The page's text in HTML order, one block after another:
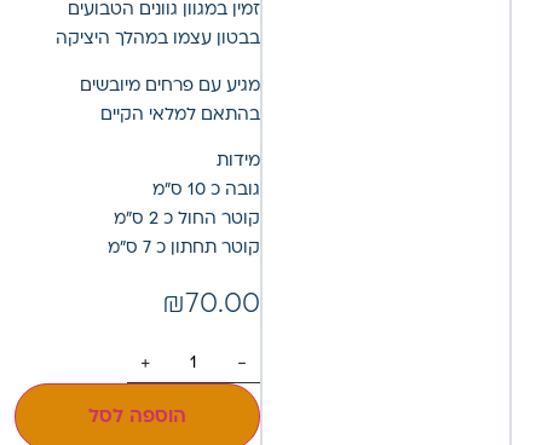
זמין במגוון גוונים הטבועים
בבטון עצמו במהלך היציקה
מגיע עם פרחים מיובשים
בהתאם למלאי הקיים
מידות
גובה כ 10 ס"מ
קוטר החול כ 2 ס"מ
קוטר תחתון כ 7 ס"מ
₪ 70.00
-
+
הוספה לסל